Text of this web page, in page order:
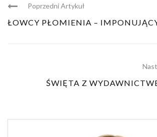
Poprzedni Artykuł
ŁOWCY PŁOMIENIA –
ŚWIĘTA Z